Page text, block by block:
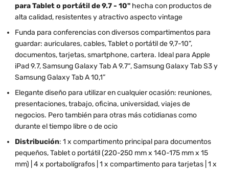
para Tablet o portátil de 9.7 - 10" hecha con productos de
alta calidad, resistentes y atractivo aspecto vintage
Funda para conferencias con diversos compartimentos para
guardar: auriculares, cables, Tablet o portátil de 9,7-10”,
documentos, tarjetas, smartphone, cartera. Ideal para Apple
iPad 9.7, Samsung Galaxy Tab A 9.7“, Samsung Galaxy Tab S3 y
Samsung Galaxy Tab A 10,1”
Elegante diseño para utilizar en cualquier ocasión: reuniones,
presentaciones, trabajo, oficina, universidad, viajes de
negocios. Pero también para otras más cotidianas como
durante el tiempo libre o de ocio
Distribución: 1 x compartimento principal para documentos
pequeños, Tablet o portátil (220-250 mm x 140-175 mm x 15
mm) | 4 x portabolígrafos | 1 x compartimento para tarjetas | 1 x